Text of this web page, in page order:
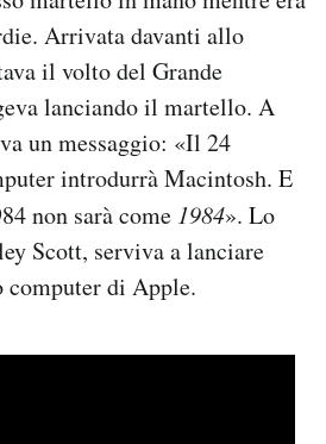
Arrivata davanti allo
il volto del Grande
lanciando il martello. A
un messaggio: «Il 24
introdurrà Macintosh. E
non sarà come 1984». Lo
Scott, serviva a lanciare
di Apple.